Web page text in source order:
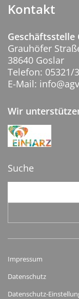
Kontakt
Geschäftsstelle
Grauhöfer
38640 Goslar
Telefon: 05321/
E-Mail:
Wir
Suche
Impressum
Datenschutz
Datenschutz-